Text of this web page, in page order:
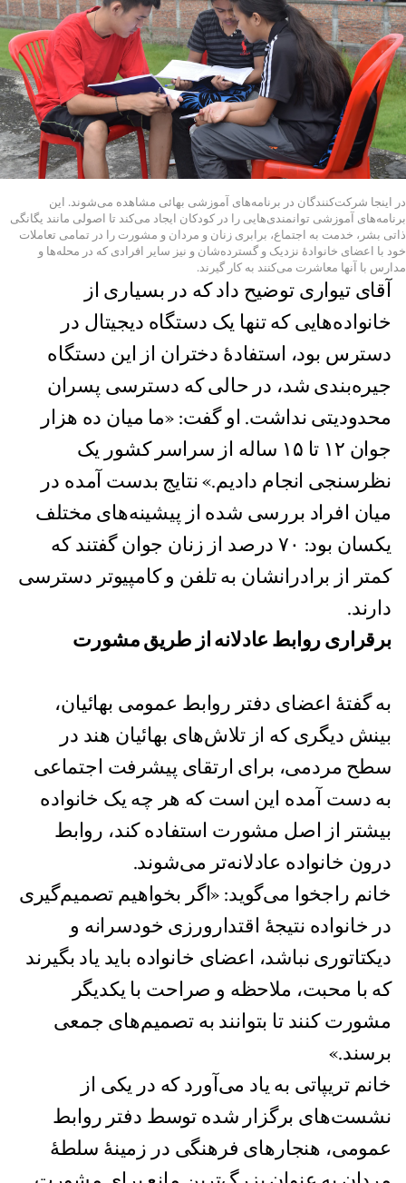
در اینجا شرکت‌کنندگان در برنامه‌های آموزشی بهائی مشاهده می‌شوند. این
برنامه‌های آموزشی توانمندی‌هایی را در کودکان ایجاد می‌کند تا اصولی مانند یگانگی
ذاتی بشر، خدمت به اجتماع، برابری زنان و مردان و مشورت را در تمامی تعاملات
خود با اعضای خانوادهٔ‌ نزدیک و گسترده‌شان ‌و نیز سایر افرادی که در محله‌ها و
مدارس با آنها معاشرت می‌کنند به کار گیرند.
آقای تیواری توضیح داد که در بسیاری از
خانواده‌هایی که تنها یک دستگاه دیجیتال در
دسترس بود، استفادهٔ دختران از این دستگاه
جیره‌بندی شد، در حالی که دسترسی پسران
محدودیتی نداشت. او گفت: «ما میان ده هزار
جوان ۱۲ تا ۱۵ ساله از سراسر کشور یک
نظرسنجی انجام دادیم.» نتایج بدست آمده در
میان افراد بررسی شده از پیشینه‌های مختلف
یکسان بود: ۷۰ درصد از زنان جوان گفتند که
کمتر از برادرانشان به تلفن و کامپیوتر دسترسی
دارند.
برقراری روابط عادلانه از طریق مشورت
به گفتهٔ اعضای دفتر روابط عمومی بهائیان،
بینش دیگری که از تلاش‌های بهائیان هند در
سطح مردمی، برای ارتقای پیشرفت اجتماعی
به دست آمده این است که هر چه یک خانواده
بیشتر از اصل مشورت استفاده کند، روابط
درون خانواده عادلانه‌تر می‌شوند.
خانم راجخوا می‌گوید: «اگر بخواهیم تصمیم‌گیری
در خانواده نتیجهٔ اقتدارورزی خودسرانه و
دیکتاتوری نباشد، اعضای خانواده باید یاد بگیرند
که با محبت، ملاحظه و صراحت با یکدیگر
مشورت کنند تا بتوانند به تصمیم‌های جمعی
برسند.»
خانم تریپاتی به یاد می‌آورد که در یکی از
نشست‌های برگزار شده توسط دفتر روابط
عمومی، هنجارهای فرهنگی در زمینهٔ سلطهٔ